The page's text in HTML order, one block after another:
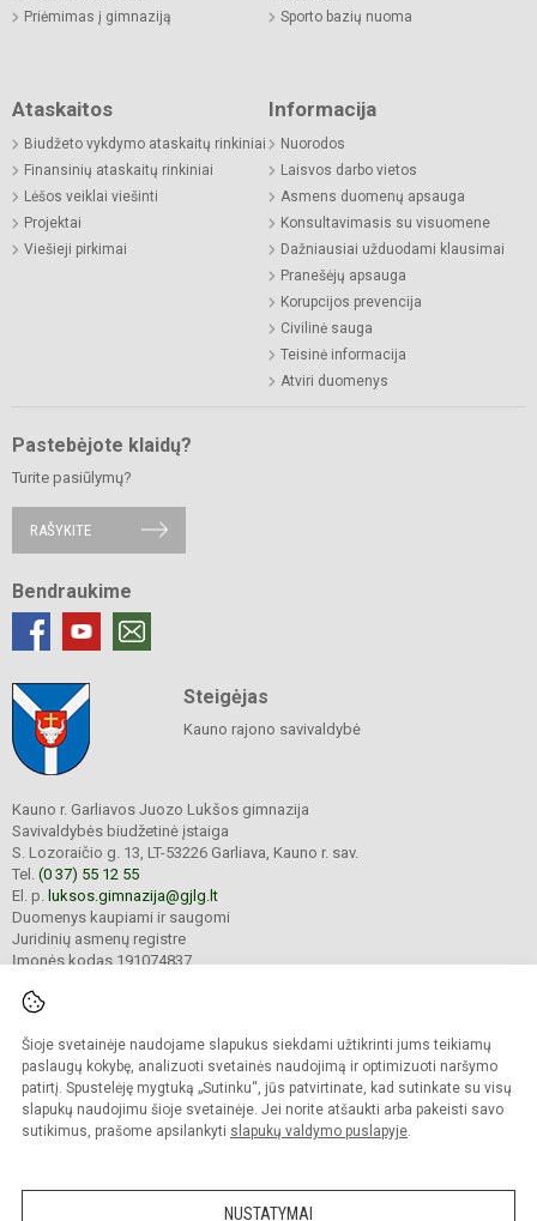
Šioje svetainėje naudojame slapukus siekdami užtikrinti jums teikiamų
paslaugų kokybę, analizuoti svetainės naudojimą ir optimizuoti naršymo
patirtį. Spustelėję mygtuką „Sutinku“, jūs patvirtinate, kad sutinkate su visų
slapukų naudojimu šioje svetainėje. Jei norite atšaukti arba pakeisti savo
sutikimus, prašome apsilankyti slapukų valdymo puslapyje.
NUSTATYMAI
Priėmimas į gimnaziją
Sporto bazių nuoma
Ataskaitos
Biudžeto vykdymo ataskaitų rinkiniai
Finansinių ataskaitų rinkiniai
Lėšos veiklai viešinti
Projektai
Viešieji pirkimai
Informacija
Nuorodos
Laisvos darbo vietos
Asmens duomenų apsauga
Konsultavimasis su visuomene
Dažniausiai užduodami klausimai
Pranešėjų apsauga
Korupcijos prevencija
Civilinė sauga
Teisinė informacija
Atviri duomenys
Pastebėjote klaidų?
Turite pasiūlymų?
RAŠYKITE
Bendraukime
Steigėjas
Kauno rajono savivaldybė
Kauno r. Garliavos Juozo Lukšos gimnazija
Savivaldybės biudžetinė įstaiga
S. Lozoraičio g. 13, LT-53226 Garliava, Kauno r. sav.
Tel. (0 37) 55 12 55
El. p. luksos.gimnazija@gjlg.lt
Duomenys kaupiami ir saugomi
Juridinių asmenų registre
Įmonės kodas 191074837
© 2025. Kauno r. Garliavos Juozo Lukšos gimnazija. Visos teisės saugomos.
Kopijuoti turinį be raštiško gimnazijos sutikimo griežtai draudžiama.
Prieinamumo paraiška Slapukų valdymas
Sumanus būdas atnaujinti